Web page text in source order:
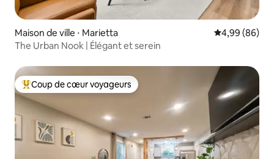
Maison de ville ⋅ Marietta Évaluation
4,99 (86)
The Urban Nook | Élégant et serein
Coups de cœur voyageurs les plus appréciés
Coup de cœur voyageurs